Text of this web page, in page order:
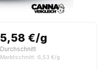
5,58 €/g
Durchschnitt
Marktschnitt: 6,53 €/g